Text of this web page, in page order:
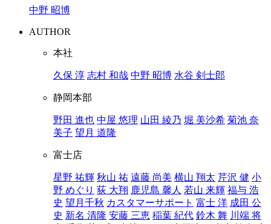
中野 昭博
AUTHOR
本社
久保 淳 志村 和哉 中野 昭博 水谷 剣士郎
静岡本部
野田 進也 中屋 悠理 山田 綾乃 堀 美沙希 菊池 奈
美子 望月 道隆
富士店
星野 祐輝 秋山 祐 遠藤 尚美 横山 翔太 芹沢 健 小
野 めぐり 荻 大翔 鹿児島 馨人 若山 来輝 福与 浩
史 望月千秋 カスタマーサポート 富士 洋 成田 公
史 新名 清隆 安藤 三恵 稲葉 紀代 鈴木 舞 川端 将